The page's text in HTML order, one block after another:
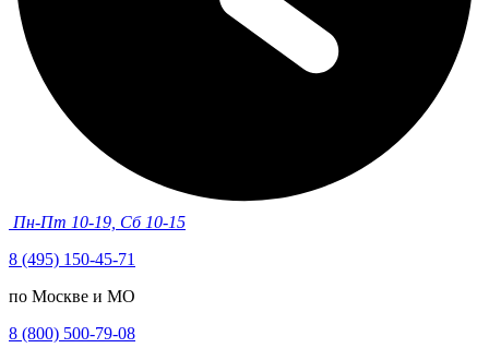
Пн-Пт 10-19, Сб 10-15
8 (495) 150-45-71
по Москве и МО
8 (800) 500-79-08